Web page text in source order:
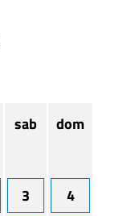
sab dom
3 4